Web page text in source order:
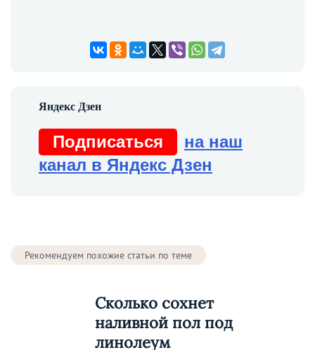
Подписаться
на наш
канал в Яндекс Дзен
Рекомендуем похожие статьи по теме
Сколько сохнет
наливной пол под
линолеум